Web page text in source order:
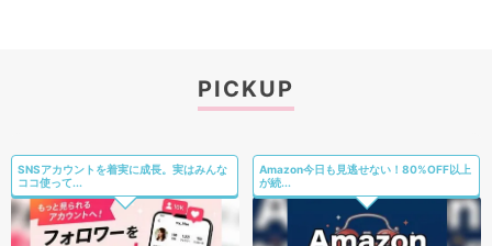
PICKUP
SNSアカウントを着実に成長。実はみんな
ココ使って...
Amazon今日も見逃せない！80%OFF以上
が続...